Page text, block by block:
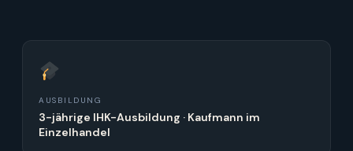
AUSBILDUNG
3-jährige IHK-Ausbildung · Kaufmann im
Einzelhandel